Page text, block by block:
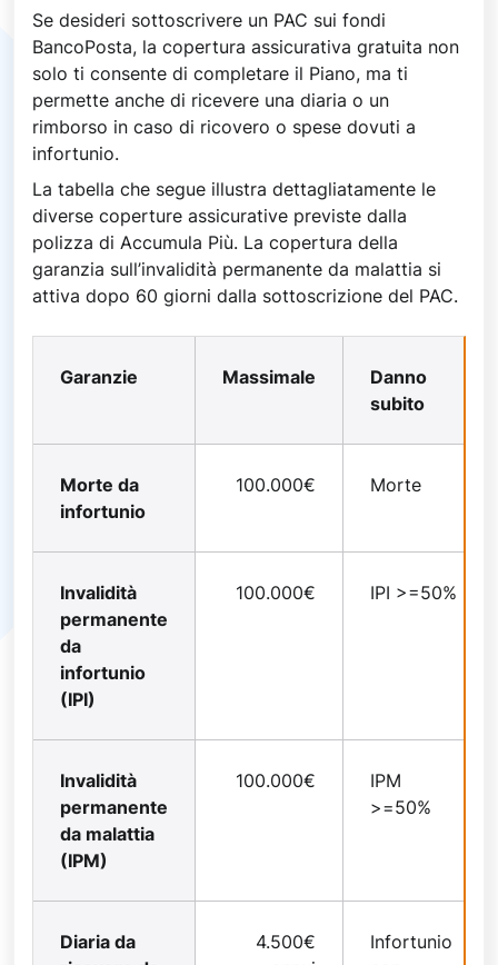
Se desideri sottoscrivere un PAC sui fondi
BancoPosta, la copertura assicurativa gratuita non
solo ti consente di completare il Piano, ma ti
permette anche di ricevere una diaria o un
rimborso in caso di ricovero o spese dovuti a
infortunio.
La tabella che segue illustra dettagliatamente le
diverse coperture assicurative previste dalla
polizza di Accumula Più. La copertura della
garanzia sull’invalidità permanente da malattia si
attiva dopo 60 giorni dalla sottoscrizione del PAC.
Garanzie Massimale
Danno
subito
Morte da
infortunio
100.000€ Morte
Invalidità
permanente
da
infortunio
(IPI)
100.000€ IPI >=50%
Invalidità
permanente
da malattia
(IPM)
100.000€
IPM
>=50%
Diaria da
4.500€
Infortunio